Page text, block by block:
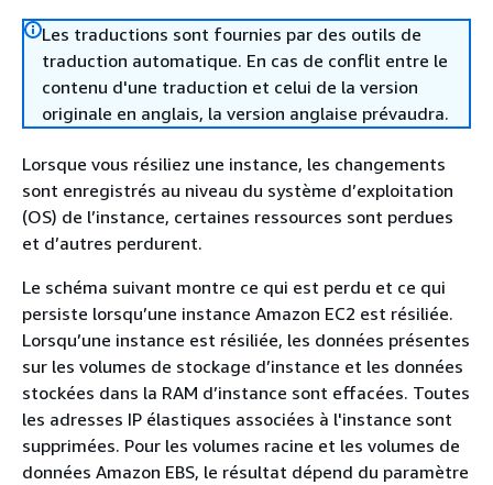
Les traductions sont fournies par des outils de
traduction automatique. En cas de conflit entre le
contenu d'une traduction et celui de la version
originale en anglais, la version anglaise prévaudra.
Lorsque vous résiliez une instance, les changements
sont enregistrés au niveau du système d’exploitation
(OS) de l’instance, certaines ressources sont perdues
et d’autres perdurent.
Le schéma suivant montre ce qui est perdu et ce qui
persiste lorsqu’une instance Amazon EC2 est résiliée.
Lorsqu’une instance est résiliée, les données présentes
sur les volumes de stockage d’instance et les données
stockées dans la RAM d’instance sont effacées. Toutes
les adresses IP élastiques associées à l'instance sont
supprimées. Pour les volumes racine et les volumes de
données Amazon EBS, le résultat dépend du paramètre